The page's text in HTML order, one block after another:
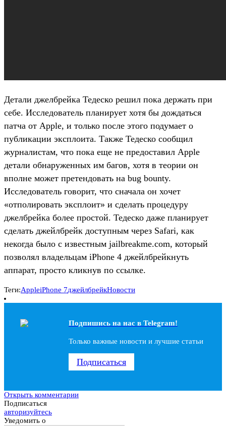
Детали джелбрейка Тедеско решил пока держать при
себе. Исследователь планирует хотя бы дождаться
патча от Apple, и только после этого подумает о
публикации эксплоита. Также Тедеско сообщил
журналистам, что пока еще не предоставил Apple
детали обнаруженных им багов, хотя в теории он
вполне может претендовать на bug bounty.
Исследователь говорит, что сначала он хочет
«отполировать эксплоит» и сделать процедуру
джелбрейка более простой. Тедеско даже планирует
сделать джейлбрейк доступным через Safari, как
некогда было с известным jailbreakme.com, который
позволял владельцам iPhone 4 джейлбрейкнуть
аппарат, просто кликнув по ссылке.
Теги:AppleiPhone 7джейлбрейкНовости
Подпишись на наc в Telegram!
Только важные новости и лучшие статьи
Подписаться
Открыть комментарии
Подписаться
авторизуйтесь
Уведомить о